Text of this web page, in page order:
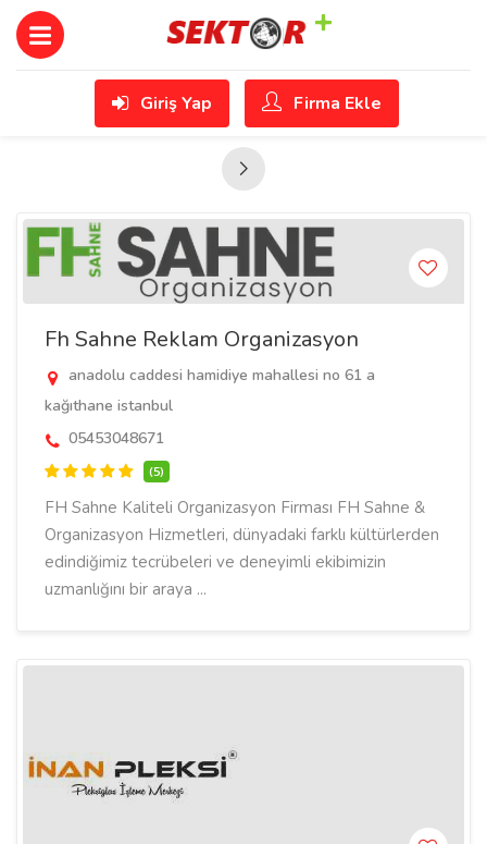
Giriş Yap Firma Ekle
Fh Sahne Reklam Organizasyon
anadolu caddesi hamidiye mahallesi no 61 a
kağıthane istanbul
05453048671
(5)
FH Sahne Kaliteli Organizasyon Firması FH Sahne &
Organizasyon Hizmetleri, dünyadaki farklı kültürlerden
edindiğimiz tecrübeleri ve deneyimli ekibimizin
uzmanlığını bir araya ...